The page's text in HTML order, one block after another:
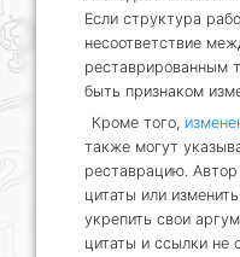
Если структура
несоответствие
реставрированным
быть признаком
Кроме того,
также могут
реставрацию.
цитаты или
укрепить свои
цитаты и ссылки не